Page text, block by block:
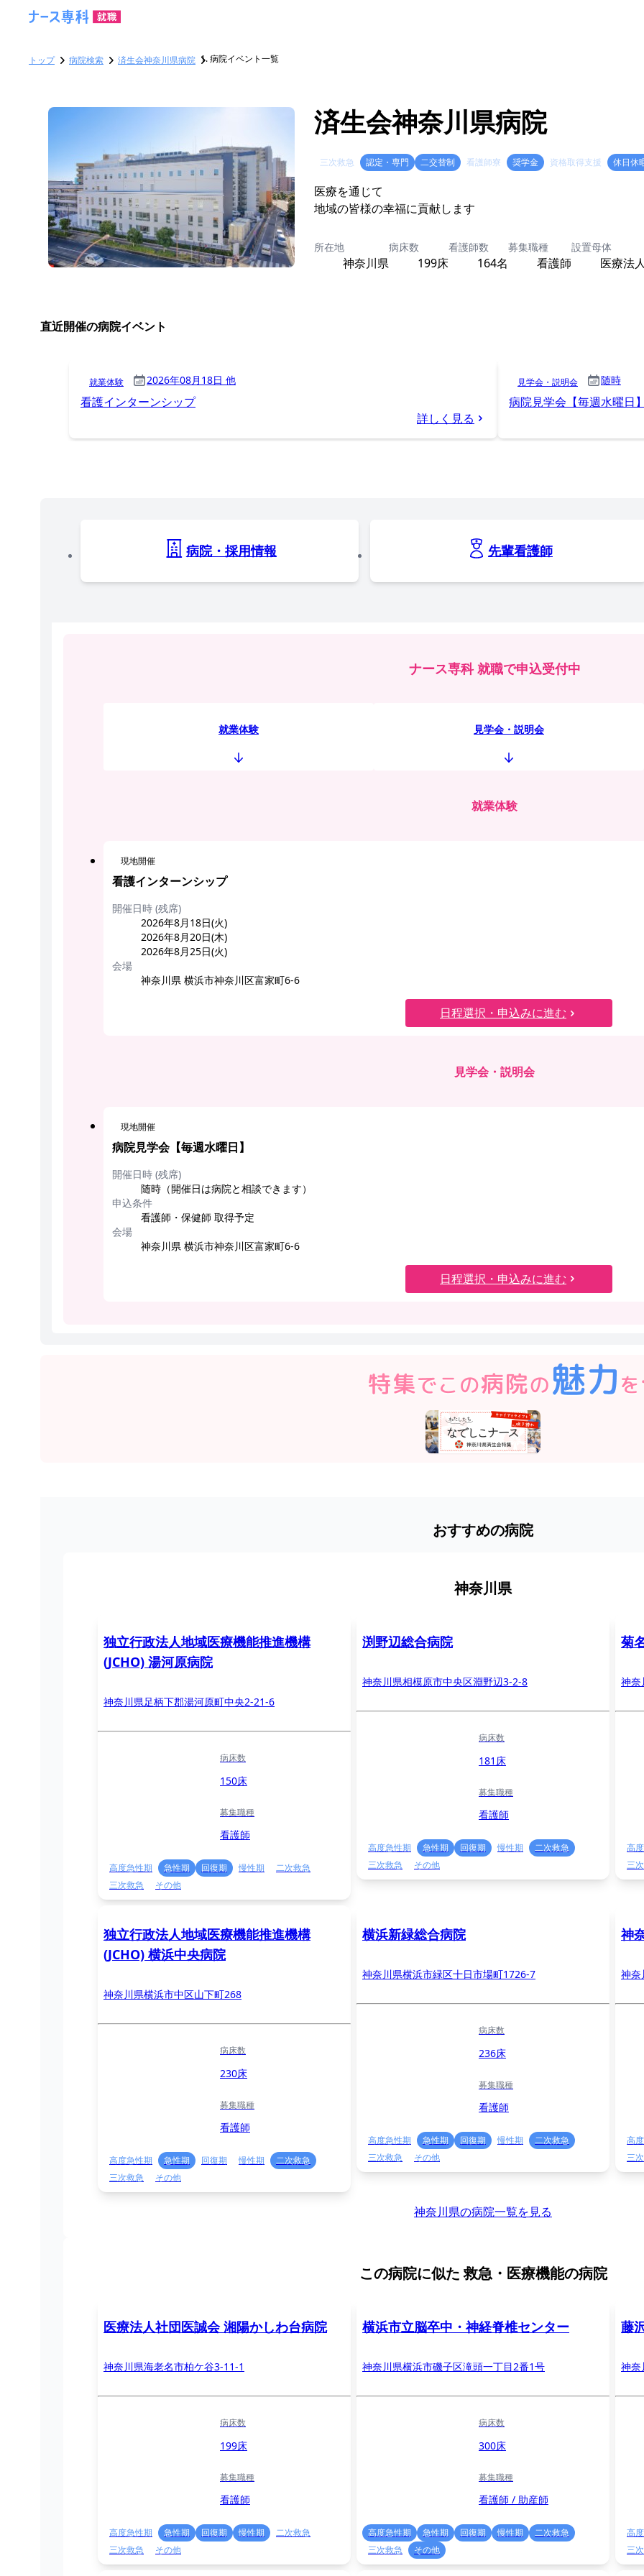
トップ 病院検索 済生会神奈川県病院 病院イベント一覧
済生会神奈川県病院
三次救急 認定・専門 二交替制 看護師寮 奨学金 資格取得支援 休日休
医療を通じて
地域の皆様の幸福に貢献します
所在地
神奈川県
病床数
199床
看護師数
164名
募集職種
看護師
設置母体
医療法
直近開催の病院イベント
就業体験 2026年08月18日 他
看護インターンシップ
詳しく見る
見学会・説明会 随時
病院見学会【毎週水曜日
病院・採用情報 先輩看護師
ナース専科 就職で申込受付中
就業体験 見学会・説明会
就業体験
現地開催
看護インターンシップ
開催日時 (残席)
2026年8月18日(火)
2026年8月20日(木)
2026年8月25日(火)
会場
神奈川県 横浜市神奈川区富家町6-6
日程選択・申込みに進む
見学会・説明会
現地開催
病院見学会【毎週水曜日】
開催日時 (残席)
随時（開催日は病院と相談できます）
申込条件
看護師・保健師 取得予定
会場
神奈川県 横浜市神奈川区富家町6-6
日程選択・申込みに進む
おすすめの病院
神奈川県
独立行政法人地域医療機能推進機構
(JCHO) 湯河原病院
神奈川県足柄下郡湯河原町中央2-21-6
病床数
150床
募集職種
看護師
高度急性期 急性期 回復期 慢性期
二次救急
三次救急
その他
渕野辺総合病院
神奈川県相模原市中央区淵野辺3-2-8
病床数
181床
募集職種
看護師
高度急性期 急性期 回復期 慢性期
二次救急
三次救急
その他
菊
神奈
高
三
独立行政法人地域医療機能推進機構
(JCHO) 横浜中央病院
神奈川県横浜市中区山下町268
病床数
230床
募集職種
看護師
高度急性期 急性期 回復期 慢性期
二次救急
三次救急
その他
横浜新緑総合病院
神奈川県横浜市緑区十日市場町1726-7
病床数
236床
募集職種
看護師
高度急性期 急性期 回復期 慢性期
二次救急
三次救急
その他
神
神奈
高
三
神奈川県の病院一覧を見る
この病院に似た 救急・医療機能の病院
医療法人社団医誠会 湘陽かしわ台病院
神奈川県海老名市柏ケ谷3-11-1
病床数
199床
募集職種
看護師
高度急性期 急性期 回復期 慢性期
二次救急
三次救急
その他
横浜市立脳卒中・神経脊椎センター
神奈川県横浜市磯子区滝頭一丁目2番1号
病床数
300床
募集職種
看護師 / 助産師
高度急性期 急性期 回復期 慢性期
二次救急
三次救急
その他
藤
神奈
高
三